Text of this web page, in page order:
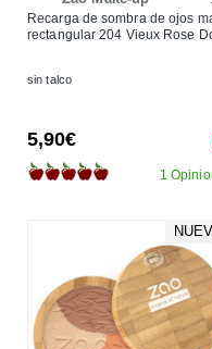
Recarga de sombra de ojos
rectangular 204 Vieux Rose
sin talco
5,90€
1